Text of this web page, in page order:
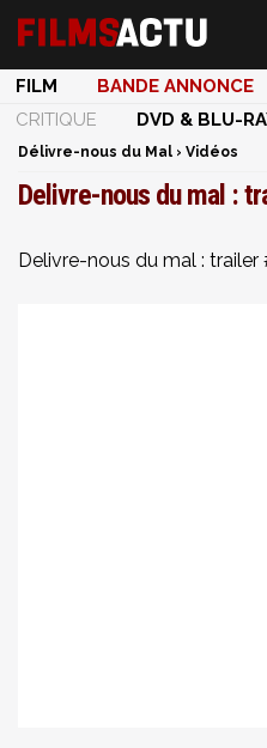
FILM BANDE ANNONCE
CRITIQUE
DVD & BLU-
Délivre-nous du Mal › Vidéos
Delivre-nous du mal :
Delivre-nous du mal : trailer